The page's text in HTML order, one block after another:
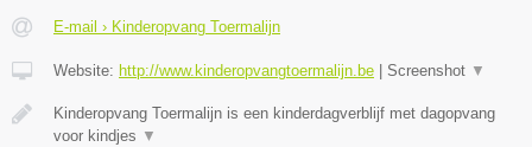
E-mail › Kinderopvang Toermalijn
Website: http://www.kinderopvangtoermalijn.be Screenshot ▼
Kinderopvang Toermalijn is een kinderdagverblijf met dagopvang
voor kindjes ▼